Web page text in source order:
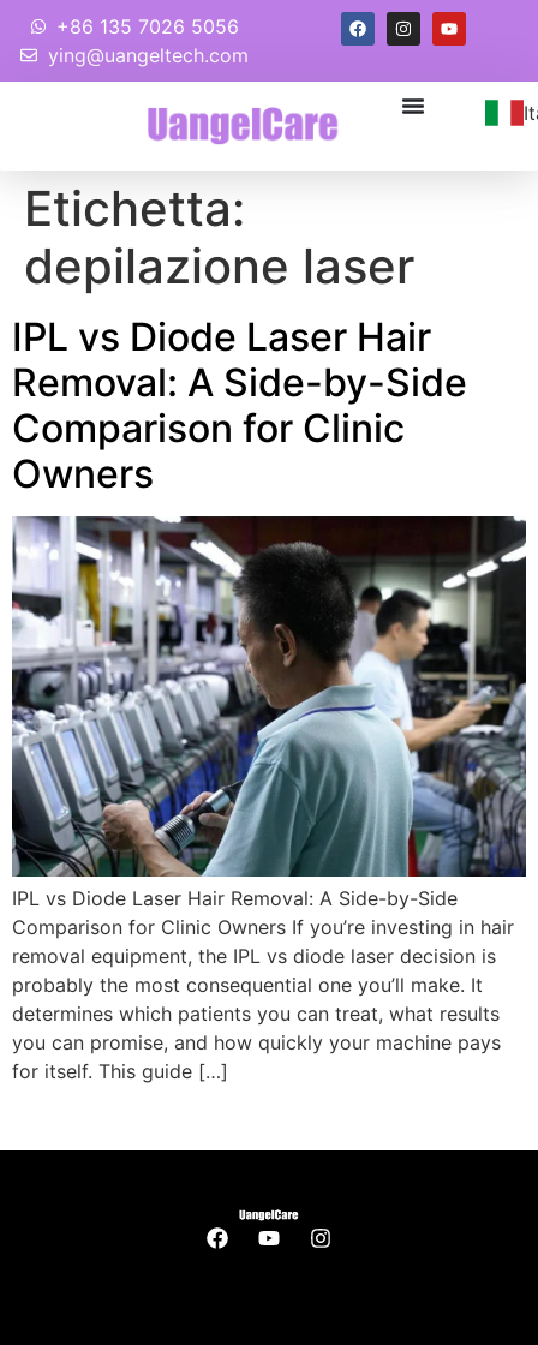
+86 135 7026 5056
ying@uangeltech.com
Etichetta:
depilazione laser
IPL vs Diode Laser Hair
Removal: A Side-by-Side
Comparison for Clinic
Owners
IPL vs Diode Laser Hair Removal: A Side-by-Side
Comparison for Clinic Owners If you’re investing in hair
removal equipment, the IPL vs diode laser decision is
probably the most consequential one you’ll make. It
determines which patients you can treat, what results
you can promise, and how quickly your machine pays
for itself. This guide […]